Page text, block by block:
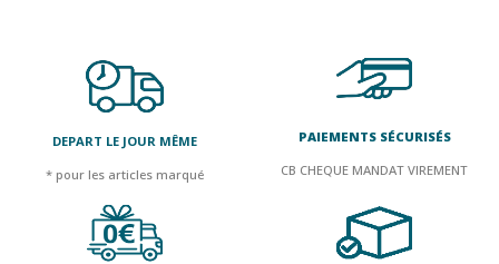
DEPART LE JOUR MÊME
* pour les articles marqué
PAIEMENTS SÉCURISÉS
CB CHEQUE MANDAT VIREMENT